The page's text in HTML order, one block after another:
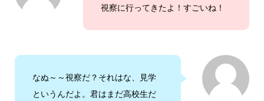
視察に行ってきたよ！すごいね！
なぬ～～視察だ？それはな、見学
というんだよ。君はまだ高校生だ